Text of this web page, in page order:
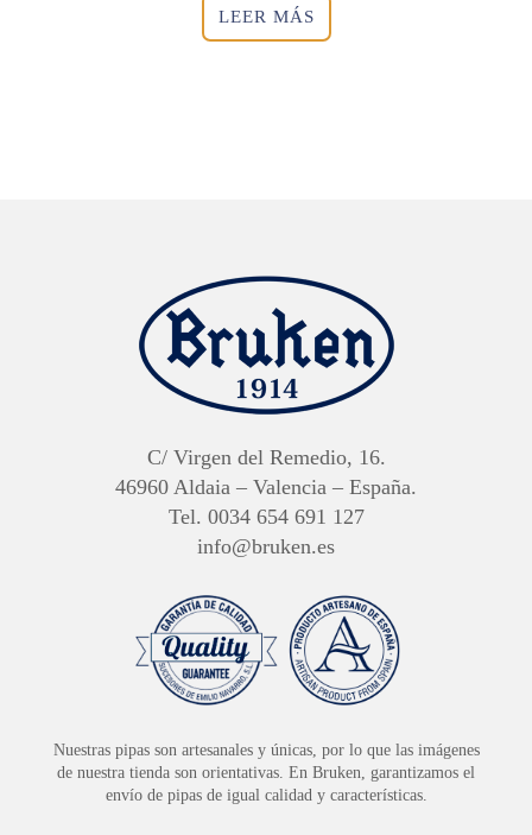
LEER MÁS
C/ Virgen del Remedio, 16.
46960 Aldaia – Valencia – España.
Tel. 0034 654 691 127
info@bruken.es
Nuestras pipas son artesanales y únicas, por lo que las imágenes
de nuestra tienda son orientativas. En Bruken, garantizamos el
envío de pipas de igual calidad y características.